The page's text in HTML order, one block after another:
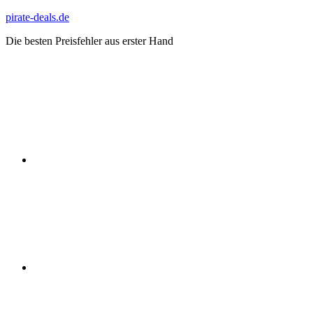
Zum
springen
pirate-deals.de
Die besten Preisfehler aus erster Hand